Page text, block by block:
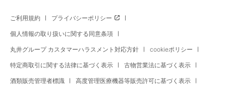
ご利用規約 プライバシーポリシー
個人情報の取り扱いに関する同意条項
丸井グループ カスタマーハラスメント対応方針 cookieポリシー
特定商取引に関する法律に基づく表示 古物営業法に基づく表示
酒類販売管理者標識 高度管理医療機器等販売許可に基づく表示